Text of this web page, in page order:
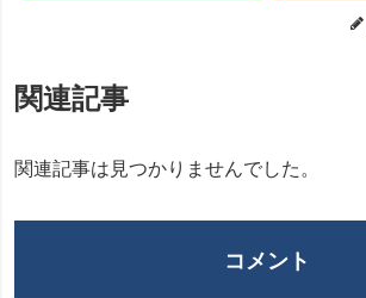
関連記事
関連記事は見つかりませんでした。
コメント